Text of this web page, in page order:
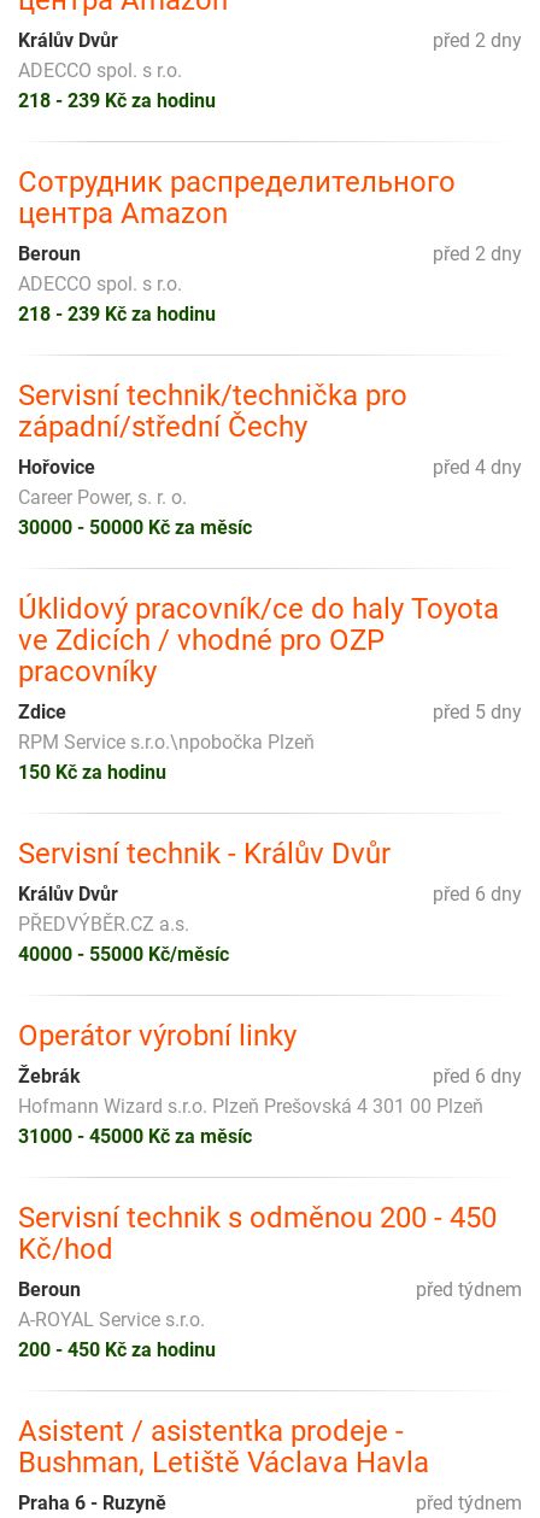
před 2 dny
Králův Dvůr
ADECCO spol. s r.o.
218 - 239 Kč za hodinu
Сотрудник распределительного
центра Amazon
před 2 dny
Beroun
ADECCO spol. s r.o.
218 - 239 Kč za hodinu
Servisní technik/technička pro
západní/střední Čechy
před 4 dny
Hořovice
Career Power, s. r. o.
30000 - 50000 Kč za měsíc
Úklidový pracovník/ce do haly Toyota
ve Zdicích / vhodné pro OZP
pracovníky
před 5 dny
Zdice
RPM Service s.r.o.\npobočka Plzeň
150 Kč za hodinu
Servisní technik - Králův Dvůr
před 6 dny
Králův Dvůr
PŘEDVÝBĚR.CZ a.s.
40000 - 55000 Kč/měsíc
Operátor výrobní linky
před 6 dny
Žebrák
Hofmann Wizard s.r.o. Plzeň Prešovská 4 301 00 Plzeň
31000 - 45000 Kč za měsíc
Servisní technik s odměnou 200 - 450
Kč/hod
před týdnem
Beroun
A-ROYAL Service s.r.o.
200 - 450 Kč za hodinu
Asistent / asistentka prodeje -
Bushman, Letiště Václava Havla
před týdnem
Praha 6 - Ruzyně